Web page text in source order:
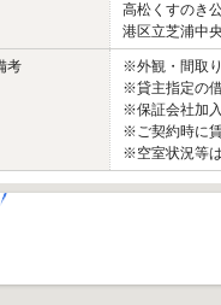
高松くすのき
港区立芝浦中
考
※外観・間
※貸主指定の
※保証会社加
※ご契約時に
※空室状況等